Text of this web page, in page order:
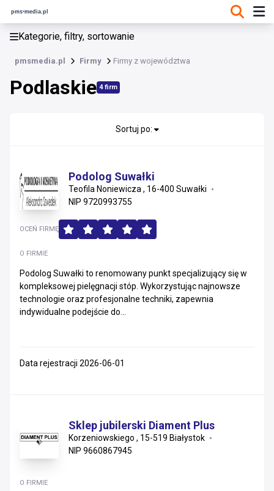
Kategorie, filtry, sortowanie
pmsmedia.pl Firmy Firmy z województwa
Podlaskie 4 firm
Firmy
Dolnośląskie
Pomorskie
Zachodniopomorskie
Mazowieckie
Świętokrzyskie
Lubelskie
Lubuskie
Sortuj po:
Podolog Suwałki
Teofila Noniewicza , 16-400 Suwałki
NIP 9720993755
O FIRMIE
Podolog Suwałki to renomowany punkt specjalizujący się w
kompleksowej pielęgnacji stóp. Wykorzystując najnowsze
technologie oraz profesjonalne techniki, zapewnia
indywidualne podejście do...
OCEŃ FIRMĘ
Data rejestracji 2026-06-01
Sklep jubilerski Diament Plus
Korzeniowskiego , 15-519 Białystok
NIP 9660867945
O FIRMIE